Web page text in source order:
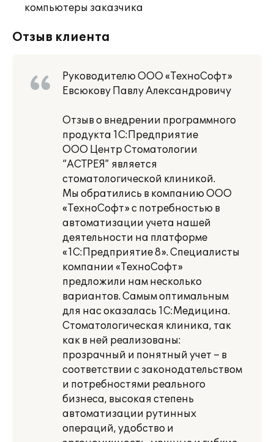
компьютеры заказчика
Отзыв клиента
Руководителю ООО «ТехноСофт»
Евсюкову Павлу Александровичу
Отзыв о внедрении программного
продукта 1С:Предприятие
ООО Центр Стоматологии
“АСТРЕЯ” является
стоматологической клиникой.
Мы обратились в компанию ООО
«ТехноСофт» с потребностью в
автоматизации учета нашей
деятельности на платформе
«1С:Предприятие 8». Специалисты
компании «ТехноСофт»
предложили нам несколько
вариантов. Самым оптимальным
для нас оказалась 1С:Медицина.
Стоматологическая клиника, так
как в ней реализованы:
прозрачный и понятный учет – в
соответствии с законодательством
и потребностями реального
бизнеса, высокая степень
автоматизации рутинных
операций, удобство и